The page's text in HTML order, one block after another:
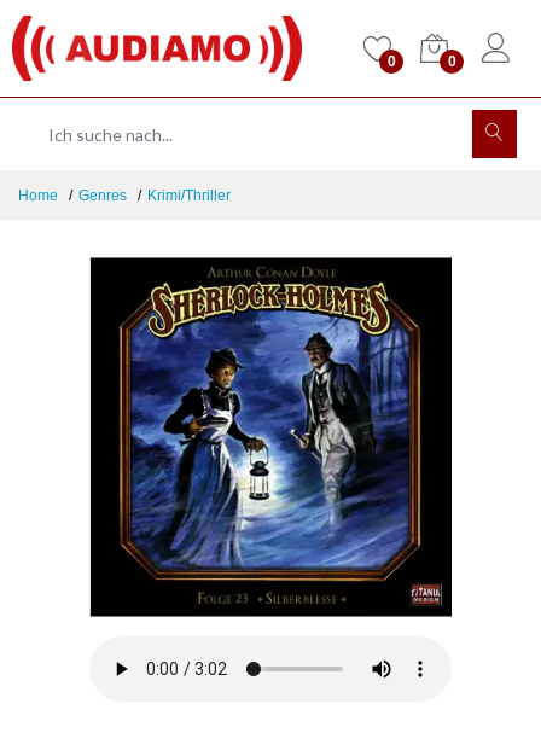
0 0
Home Genres Krimi/Thriller